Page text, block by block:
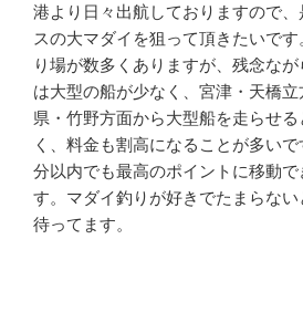
港より日々出航しておりますので
スの大マダイを狙って頂きたいで
り場が数多くありますが、残念な
は大型の船が少なく、宮津・天橋
県・竹野方面から大型船を走らせ
く、料金も割高になることが多い
分以内でも最高のポイントに移動
す。マダイ釣りが好きでたまらな
待ってます。